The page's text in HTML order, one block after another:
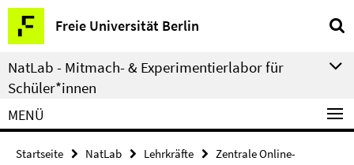
Springe
direkt
zu
Inhalt
Freie Universität Berlin
Service-
Navigation
NatLab - Mitmach- & Experimentierlabor für
Schüler*innen
MENÜ
Startseite NatLab Lehrkräfte
Zentrale Online-